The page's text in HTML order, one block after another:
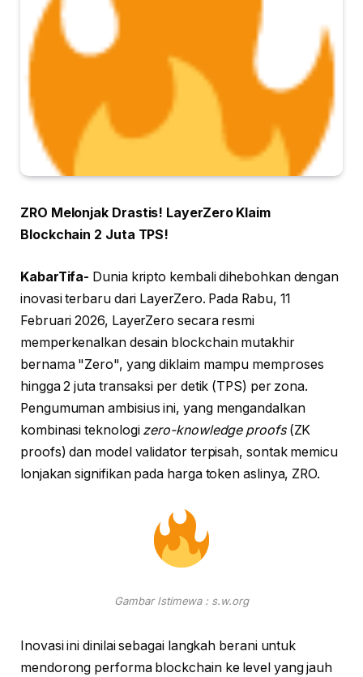
ZRO Melonjak Drastis! LayerZero Klaim
Blockchain 2 Juta TPS!
KabarTifa- Dunia kripto kembali dihebohkan dengan
inovasi terbaru dari LayerZero. Pada Rabu, 11
Februari 2026, LayerZero secara resmi
memperkenalkan desain blockchain mutakhir
bernama "Zero", yang diklaim mampu memproses
hingga 2 juta transaksi per detik (TPS) per zona.
Pengumuman ambisius ini, yang mengandalkan
kombinasi teknologi zero-knowledge proofs(ZK
proofs) dan model validator terpisah, sontak memicu
lonjakan signifikan pada harga token aslinya, ZRO.
Gambar Istimewa : s.w.org
Inovasi ini dinilai sebagai langkah berani untuk
mendorong performa blockchain ke level yang jauh